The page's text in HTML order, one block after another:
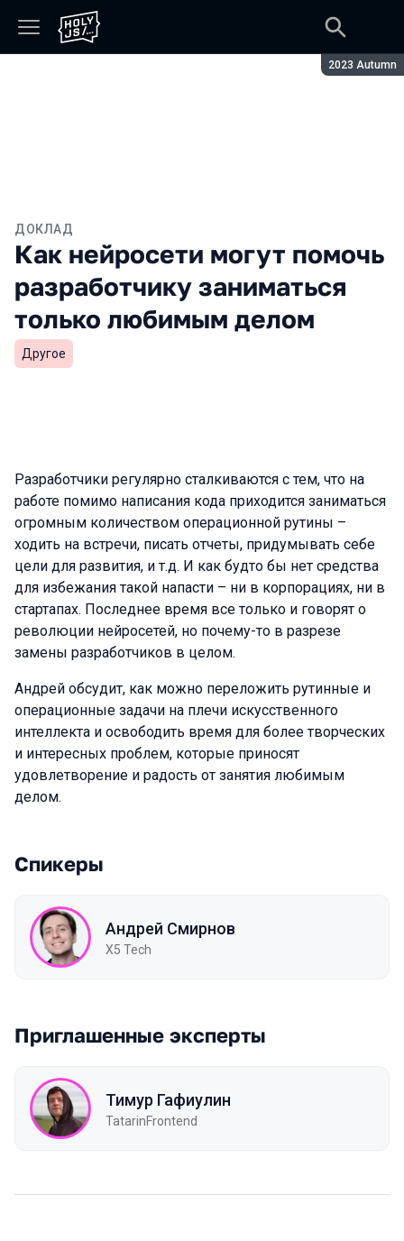
Сезон:
2023 Autumn
ДОКЛАД
Как нейросети могут помочь
разработчику заниматься
только любимым делом
Другое
Разработчики регулярно сталкиваются с тем, что на
работе помимо написания кода приходится заниматься
огромным количеством операционной рутины –
ходить на встречи, писать отчеты, придумывать себе
цели для развития, и т.д. И как будто бы нет средства
для избежания такой напасти – ни в корпорациях, ни в
стартапах. Последнее время все только и говорят о
революции нейросетей, но почему-то в разрезе
замены разработчиков в целом.
Андрей обсудит, как можно переложить рутинные и
операционные задачи на плечи искусственного
интеллекта и освободить время для более творческих
и интересных проблем, которые приносят
удовлетворение и радость от занятия любимым
делом.
Спикеры
Андрей Смирнов
X5 Tech
Приглашенные эксперты
Тимур Гафиулин
TatarinFrontend